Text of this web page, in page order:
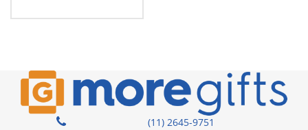
(11) 2645-9751